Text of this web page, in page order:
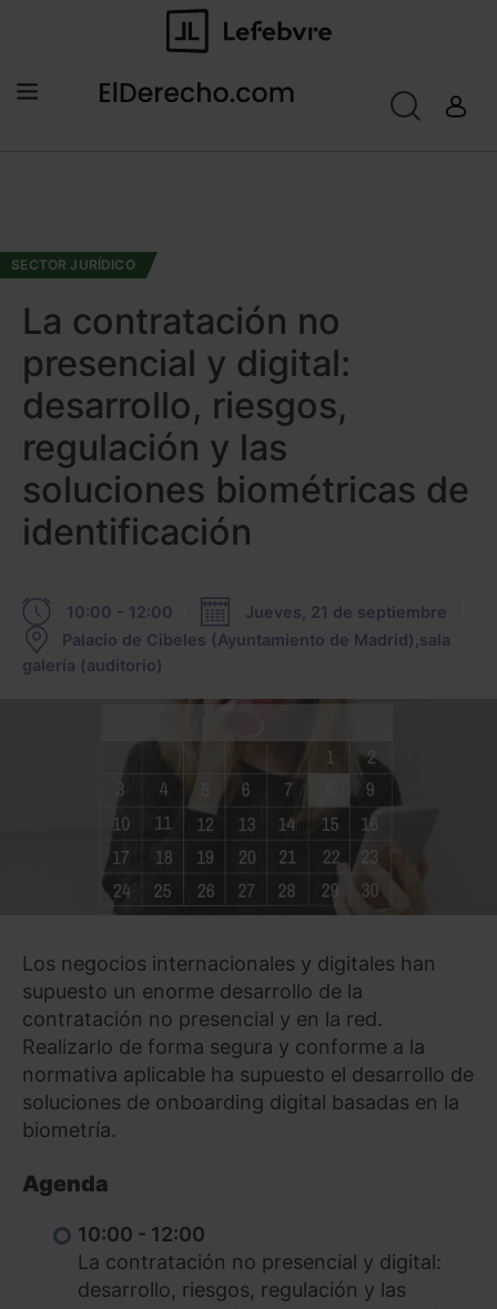
SECTOR JURÍDICO
La contratación no
presencial y digital:
desarrollo, riesgos,
regulación y las
soluciones biométricas de
identificación
10:00 - 12:00
Jueves, 21 de septiembre
Palacio de Cibeles (Ayuntamiento de Madrid),sala
galería (auditorio)
Los negocios internacionales y digitales han
supuesto un enorme desarrollo de la
contratación no presencial y en la red.
Realizarlo de forma segura y conforme a la
normativa aplicable ha supuesto el desarrollo de
soluciones de onboarding digital basadas en la
biometría.
Agenda
10:00 - 12:00
La contratación no presencial y digital:
desarrollo, riesgos, regulación y las